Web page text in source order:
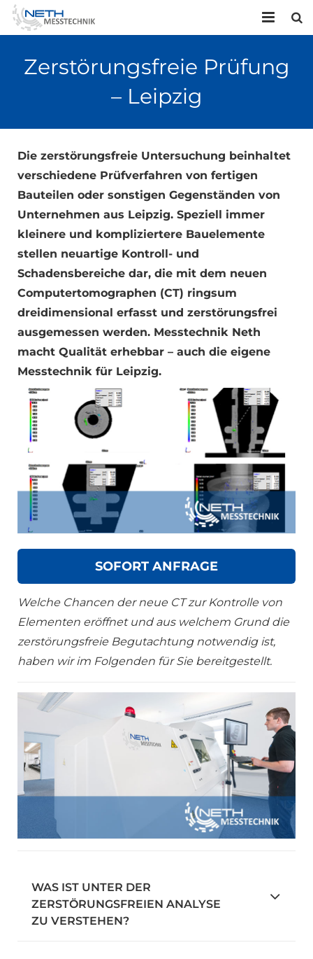
KONTAKT
Zerstörungsfreie Prüfung
– Leipzig
Die zerstörungsfreie Untersuchung beinhaltet
verschiedene Prüfverfahren von fertigen
Bauteilen oder sonstigen Gegenständen von
Unternehmen aus Leipzig. Speziell immer
kleinere und kompliziertere Bauelemente
stellen neuartige Kontroll- und
Schadensbereiche dar, die mit dem neuen
Computertomographen (CT) ringsum
dreidimensional erfasst und zerstörungsfrei
ausgemessen werden. Messtechnik Neth
macht Qualität erhebbar – auch die eigene
Messtechnik für Leipzig.
SOFORT ANFRAGE
Welche Chancen der neue CT zur Kontrolle von
Elementen eröffnet und aus welchem Grund die
zerstörungsfreie Begutachtung notwendig ist,
haben wir im Folgenden für Sie bereitgestellt.
WAS IST UNTER DER
ZERSTÖRUNGSFREIEN ANALYSE
ZU VERSTEHEN?